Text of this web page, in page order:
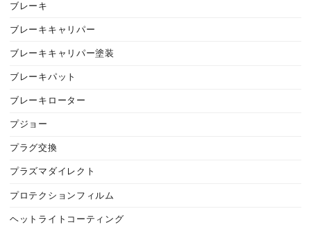
ブレーキ
ブレーキキャリパー
ブレーキキャリパー塗装
ブレーキパット
ブレーキローター
プジョー
プラグ交換
プラズマダイレクト
プロテクションフィルム
ヘットライトコーティング